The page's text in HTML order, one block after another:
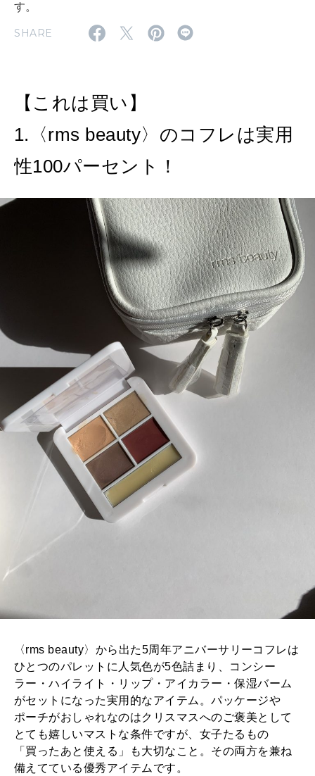
2026年9月号「北海道 おいしく遊ぶ、夏のご褒美旅。」
2026年7月号「鎌倉 ローカルが 教えてくれた 本当の歩き方。」
2026年6月号「大銀座 トレンドが生まれる 新しい一流店へ。」
2026年5月号「“大好き”に出会いに。韓国」
2026年4月号「未来をつくる、学びの教科書。」
2026年3月号「スイーツ予想図 2026」
2026年2月号「良運を掴む 新・開運術。」
2026年1月号「猫がいれば、幸せ」
2025年12月号「お酒の新常識。」
MAGAZINE
FOLLOW US!
す。
SHARE
【これは買い】
1.〈rms beauty〉のコフレは実用
性100パーセント！
〈rms beauty〉から出た5周年アニバーサリーコフレは
ひとつのパレットに人気色が5色詰まり、コンシー
ラー・ハイライト・リップ・アイカラー・保湿バーム
がセットになった実用的なアイテム。パッケージや
ポーチがおしゃれなのはクリスマスへのご褒美として
とても嬉しいマストな条件ですが、女子たるもの
「買ったあと使える」も大切なこと。その両方を兼ね
備えてている優秀アイテムです。